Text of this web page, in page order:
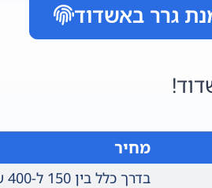
גרר באשדוד
מחיר
בדרך כלל בין 150 ל-400 ש"ח.